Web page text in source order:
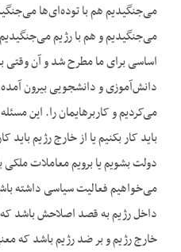
می‌جنگیدیم هم با توده‌ای‌ها
می‌جنگیدیم و هم با رژیم
اساسی برای ما مطرح شد و آن وقتی
دانش‌آموزی و دانشجویی بیرون آمده
می‌کردیم و کاربرهایمان را. این
باید کار بکنیم یا از خارج رژیم باید
دولت بشویم یا برویم معاملات ملکی
می‌خواهیم فعالیت سیاسی داشته
داخل رژیم به قصد اصلاحش باشد که
خارج رژیم و بر ضد رژیم باشد که